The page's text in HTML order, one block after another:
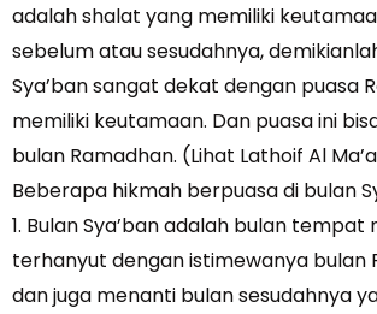
adalah shalat yang memiliki
sebelum atau sesudahnya,
Sya’ban sangat dekat dengan puasa
memiliki keutamaan. Dan puasa ini
bulan Ramadhan. (Lihat Lathoif Al
Beberapa hikmah berpuasa di bulan
1. Bulan Sya’ban adalah bulan
terhanyut dengan istimewanya bulan
dan juga menanti bulan sesudahnya